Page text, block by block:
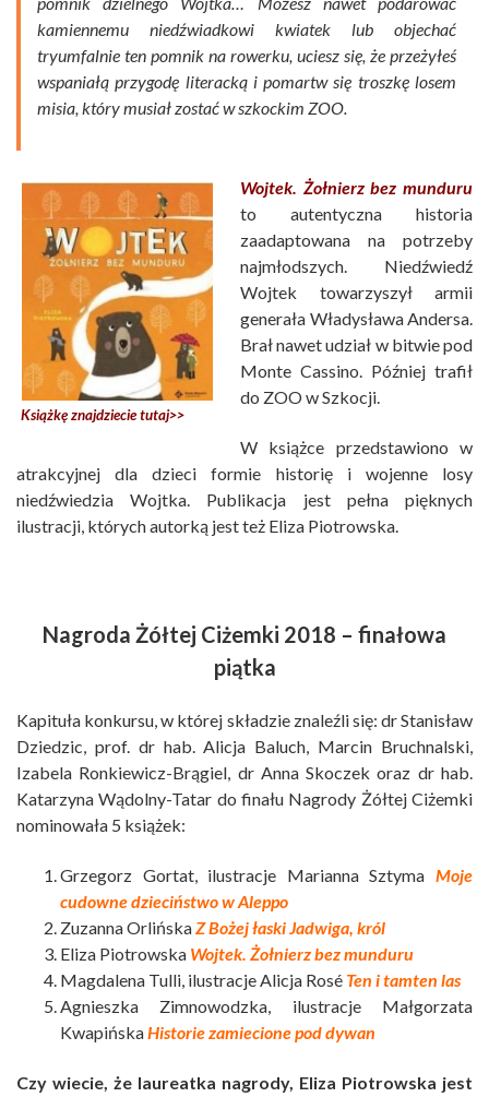
kamiennemu niedźwiadkowi kwiatek lub objechać
tryumfalnie ten pomnik na rowerku, uciesz się, że przeżyłeś
wspaniałą przygodę literacką i pomartw się troszkę losem
misia, który musiał zostać w szkockim ZOO.
Książkę znajdziecie tutaj>>
Wojtek. Żołnierz bez munduru
to autentyczna historia
zaadaptowana na potrzeby
najmłodszych. Niedźwiedź
Wojtek towarzyszył armii
generała Władysława Andersa.
Brał nawet udział w bitwie pod
Monte Cassino. Później trafił
do ZOO w Szkocji.
W książce przedstawiono w
atrakcyjnej dla dzieci formie historię i wojenne losy
niedźwiedzia Wojtka. Publikacja jest pełna pięknych
ilustracji, których autorką jest też Eliza Piotrowska.
Nagroda Żółtej Ciżemki 2018 – finałowa
piątka
Kapituła konkursu, w której składzie znaleźli się: dr Stanisław
Dziedzic, prof. dr hab. Alicja Baluch, Marcin Bruchnalski,
Izabela Ronkiewicz-Brągiel, dr Anna Skoczek oraz dr hab.
Katarzyna Wądolny-Tatar do finału Nagrody Żółtej Ciżemki
nominowała 5 książek:
Grzegorz Gortat, ilustracje Marianna Sztyma Moje
cudowne dzieciństwo w Aleppo
Zuzanna OrlińskaZ Bożej łaski Jadwiga, król
Eliza Piotrowska Wojtek. Żołnierz bez munduru
Magdalena Tulli, ilustracje Alicja Rosé Ten i tamten las
Agnieszka Zimnowodzka, ilustracje Małgorzata
KwapińskaHistorie zamiecione pod dywan
Czy wiecie, że laureatka nagrody, Eliza Piotrowska jest